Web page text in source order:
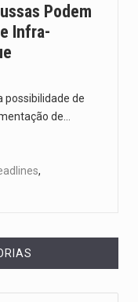
Podem
Infra-
possibilidade de
de…
,